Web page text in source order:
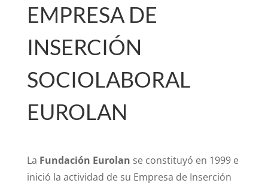
EMPRESA DE
INSERCIÓN
SOCIOLABORAL
EUROLAN
La Fundación Eurolan se constituyó en 1999 e
inició la actividad de su Empresa de Inserción